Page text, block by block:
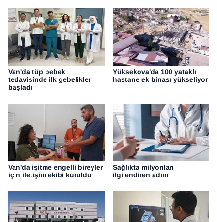
Van'da tüp bebek
tedavisinde ilk gebelikler
başladı
Yüksekova'da 100 yataklı
hastane ek binası yükseliyor
Van'da işitme engelli bireyler
için iletişim ekibi kuruldu
Sağlıkta milyonları
ilgilendiren adım